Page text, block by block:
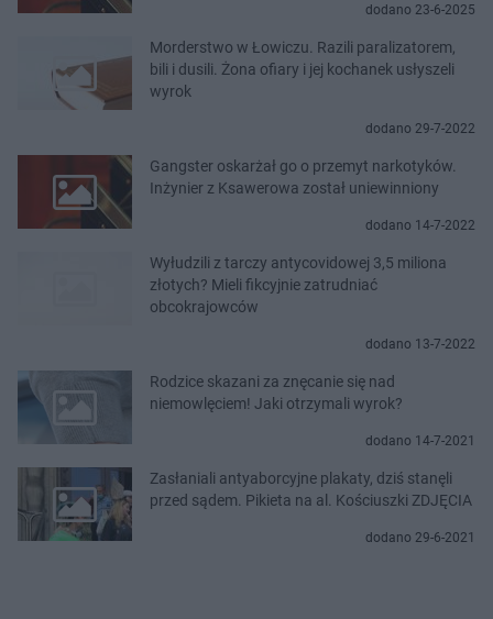
dodano 23-6-2025
Morderstwo w Łowiczu. Razili paralizatorem,
bili i dusili. Żona ofiary i jej kochanek usłyszeli
wyrok
dodano 29-7-2022
Gangster oskarżał go o przemyt narkotyków.
Inżynier z Ksawerowa został uniewinniony
dodano 14-7-2022
Wyłudzili z tarczy antycovidowej 3,5 miliona
złotych? Mieli fikcyjnie zatrudniać
obcokrajowców
dodano 13-7-2022
Rodzice skazani za znęcanie się nad
niemowlęciem! Jaki otrzymali wyrok?
dodano 14-7-2021
Zasłaniali antyaborcyjne plakaty, dziś stanęli
przed sądem. Pikieta na al. Kościuszki ZDJĘCIA
dodano 29-6-2021